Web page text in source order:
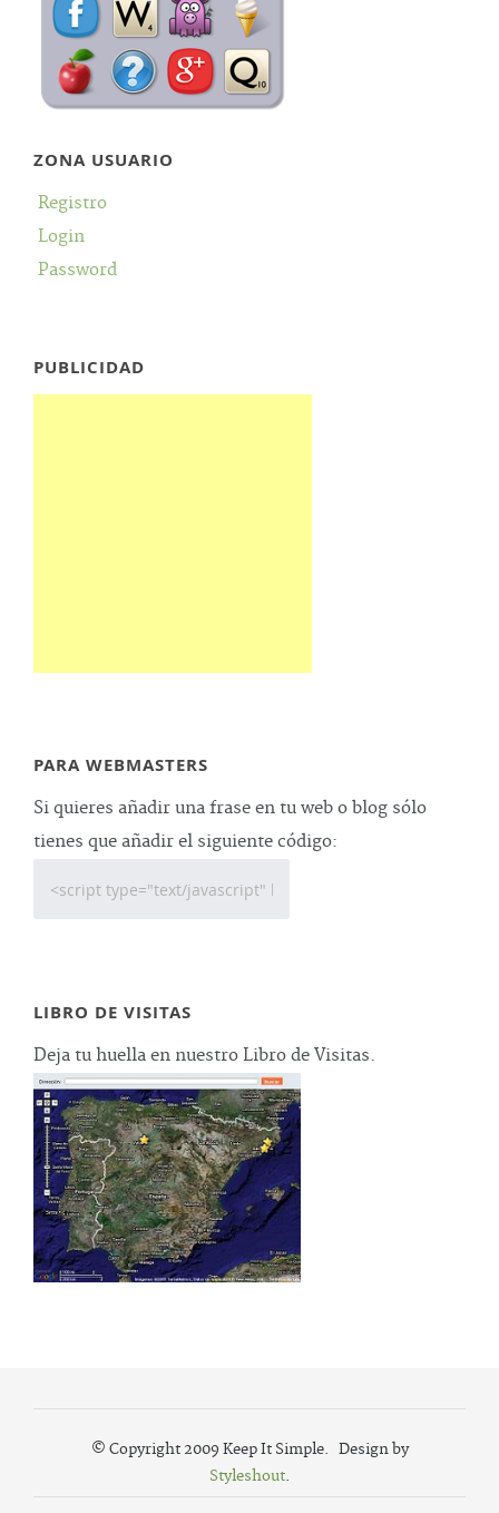
ZONA USUARIO
Registro
Login
Password
PUBLICIDAD
PARA WEBMASTERS
Si quieres añadir una frase en tu web o blog sólo
tienes que añadir el siguiente código:
LIBRO DE VISITAS
Deja tu huella en nuestro Libro de Visitas.
© Copyright 2009 Keep It Simple. Design by
Styleshout.